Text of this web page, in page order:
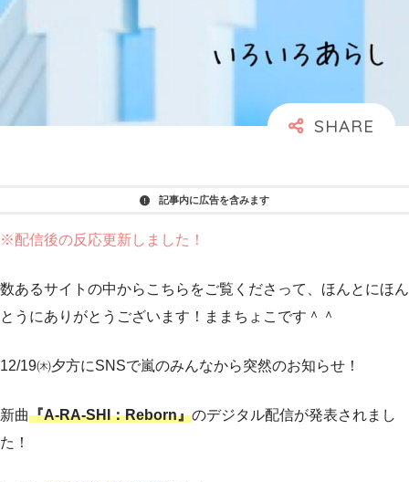
記事内に広告を含みます
※配信後の反応更新しました！
数あるサイトの中からこちらをご覧くださって、ほんとにほん
とうにありがとうございます！ままちょこです＾＾
12/19㈭夕方にSNSで嵐のみんなから突然のお知らせ！
新曲『A-RA-SHI：Reborn』のデジタル配信が発表されまし
た！